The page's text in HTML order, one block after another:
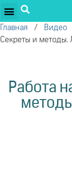
Главная / Видео
Секреты и методы.
Работа